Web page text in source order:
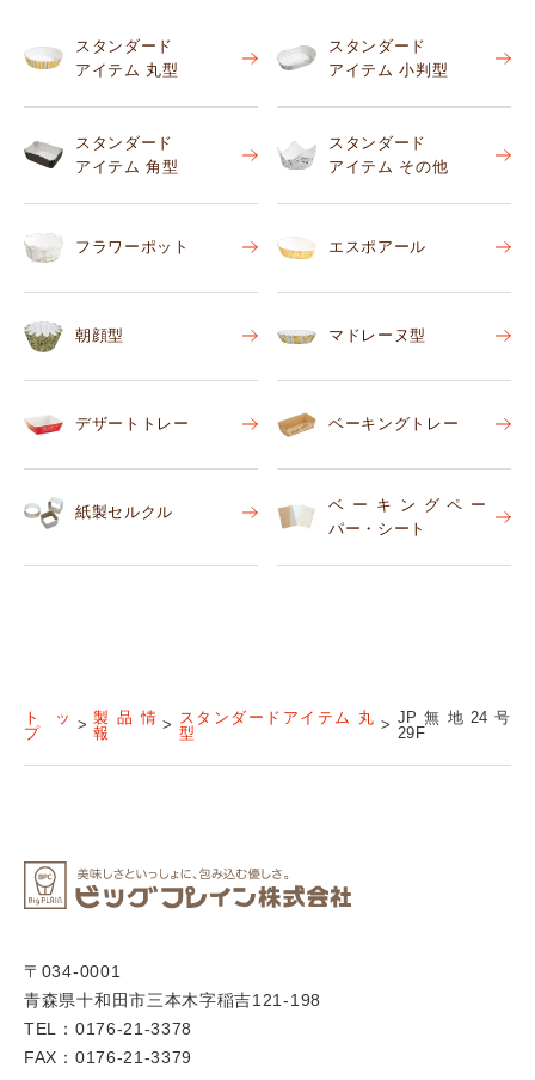
スタンダード
アイテム 丸型
スタンダード
アイテム 小判型
スタンダード
アイテム 角型
スタンダード
アイテム その他
フラワーポット エスポアール
朝顔型 マドレーヌ型
デザートトレー ベーキングトレー
紙製セルクル
ベーキングペー
パー・シート
トッ
プ
製品情
報
スタンダードアイテム 丸
型
JP無地24号
29F
〒034-0001
青森県十和田市三本木字稲吉121-198
TEL：0176-21-3378
FAX：0176-21-3379